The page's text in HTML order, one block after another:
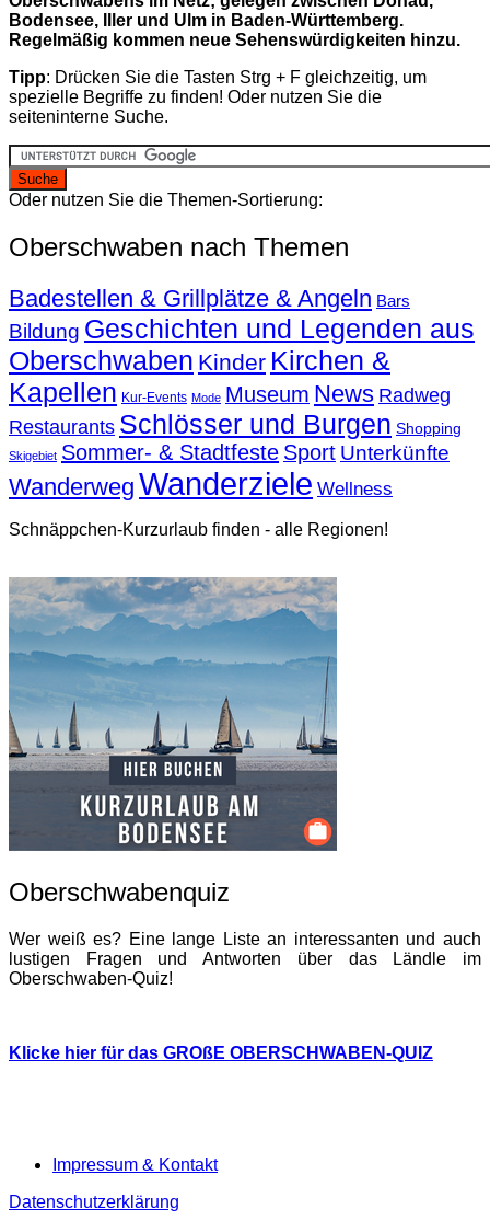
Bodensee, Iller und Ulm in Baden-Württemberg.
Regelmäßig kommen neue Sehenswürdigkeiten hinzu.
Tipp: Drücken Sie die Tasten Strg + F gleichzeitig, um
spezielle Begriffe zu finden! Oder nutzen Sie die
seiteninterne Suche.
Oder nutzen Sie die Themen-Sortierung:
Oberschwaben nach Themen
Badestellen & Grillplätze & Angeln Bars
Bildung Geschichten und Legenden aus
Oberschwaben Kinder Kirchen &
Kapellen Kur-Events Mode Museum News Radweg
Restaurants Schlösser und Burgen Shopping
Skigebiet Sommer- & Stadtfeste Sport Unterkünfte
Wanderweg Wanderziele Wellness
Schnäppchen-Kurzurlaub finden - alle Regionen!
Oberschwabenquiz
Wer weiß es? Eine lange Liste an interessanten und auch
lustigen Fragen und Antworten über das Ländle im
Oberschwaben-Quiz!
Klicke hier für das GROßE OBERSCHWABEN-QUIZ
Impressum & Kontakt
Datenschutzerklärung